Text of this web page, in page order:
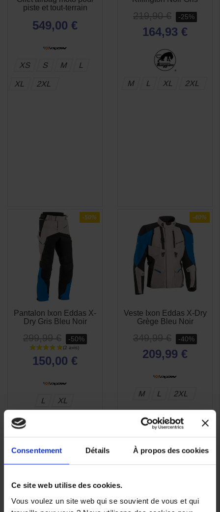
Consentement Détails À propos des cookies
Ce site web utilise des cookies.
Vous voulez un site web qui se souvient de vous et qui
piste et tout-terrain
549,00 €
XS S M L
XL 2XL
219,90 € -25%
164,93 €
M L XL 2XL
-50%
RAPIDE
Pantalon Ixon Eddas X-
Dry Gris Bleu Noir
299,99 € -50%
150,00 €
L XL
-40%
RAPIDE
Veste Ixon Eddas X-Dry
Grège Bleu Noir
349,99 € -40%
209,99 €
M L 2XL
APERÇU
RAPIDE